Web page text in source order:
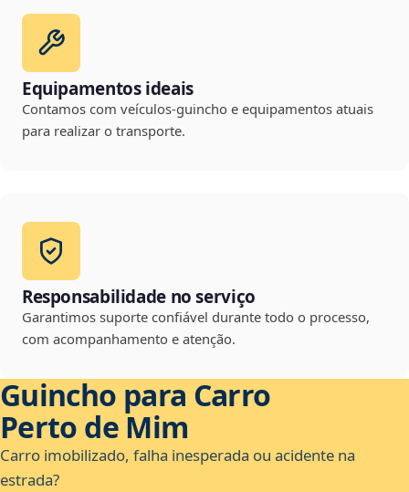
Equipamentos ideais
Contamos com veículos-guincho e equipamentos atuais
para realizar o transporte.
Responsabilidade no serviço
Garantimos suporte confiável durante todo o processo,
com acompanhamento e atenção.
Guincho para Carro
Perto de Mim
Carro imobilizado, falha inesperada ou acidente na
estrada?